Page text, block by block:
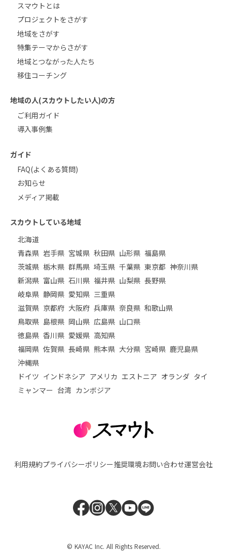
スマウトとは
プロジェクトをさがす
地域をさがす
特集テーマからさがす
地域とつながった人たち
移住コーチング
地域の人(スカウトしたい人)の方
ご利用ガイド
導入事例集
ガイド
FAQ(よくある質問)
お知らせ
メディア掲載
スカウトしている地域
北海道
青森県 岩手県 宮城県 秋田県 山形県 福島県
茨城県 栃木県 群馬県 埼玉県 千葉県 東京都 神奈川県
新潟県 富山県 石川県 福井県 山梨県 長野県
岐阜県 静岡県 愛知県 三重県
滋賀県 京都府 大阪府 兵庫県 奈良県 和歌山県
鳥取県 島根県 岡山県 広島県 山口県
徳島県 香川県 愛媛県 高知県
福岡県 佐賀県 長崎県 熊本県 大分県 宮崎県 鹿児島県
沖縄県
ドイツ インドネシア アメリカ エストニア オランダ タイ
ミャンマー 台湾 カンボジア
利用規約プライバシーポリシー推奨環境お問い合わせ運営会社
© KAYAC Inc. All Rights Reserved.